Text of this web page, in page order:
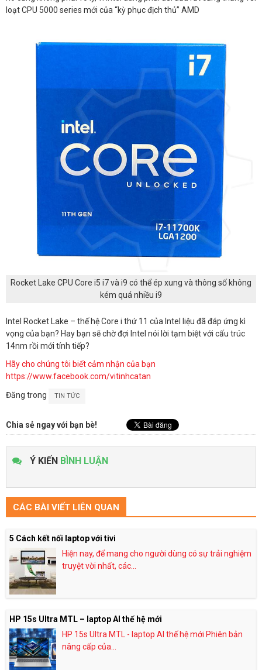
loạt CPU 5000 series mới của “kỳ phục địch thủ” AMD
Rocket Lake CPU Core i5 i7 và i9 có thể ép xung và thông số không
kém quá nhiều i9
Intel Rocket Lake – thế hệ Core i thứ 11 của Intel liệu đã đáp ứng kì
vọng của bạn? Hay bạn sẽ chờ đợi Intel nói lời tạm biệt với cấu trúc
14nm rồi mới tính tiếp?
Hãy cho chúng tôi biết cảm nhận của bạn
https://www.facebook.com/vitinhcatan
Đăng trong
TIN TỨC
Chia sẻ ngay với bạn bè!
Ý KIẾN BÌNH LUẬN
CÁC BÀI VIẾT LIÊN QUAN
5 Cách kết nối laptop với tivi
Hiện nay, để mang cho người dùng có sự trải nghiệm
truyệt vời nhất, các...
HP 15s Ultra MTL – laptop AI thế hệ mới
HP 15s Ultra MTL - laptop AI thế hệ mới Phiên bản
nâng cấp của...